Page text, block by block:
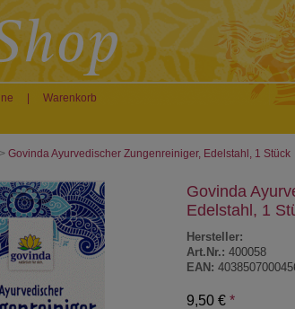
Warenkorb
> Govinda Ayurvedischer Zungenreiniger, Edelstahl, 1 Stück
Govinda
Edelstahl, 1
Hersteller:
Art.Nr.: 400058
EAN:
9,50 € *